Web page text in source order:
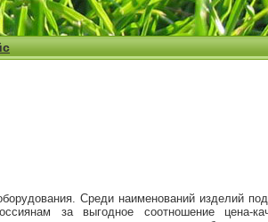
Среди наименований изделий
за выгодное соотношение цена-